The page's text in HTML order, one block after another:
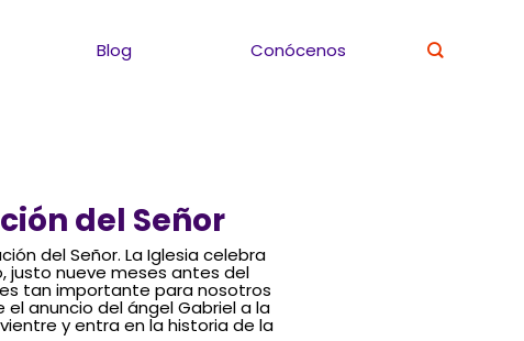
Blog Conócenos
del Señor
del Señor. La Iglesia celebra
justo nueve meses antes del
tan importante para nosotros
anuncio del ángel Gabriel a la
y entra en la historia de la